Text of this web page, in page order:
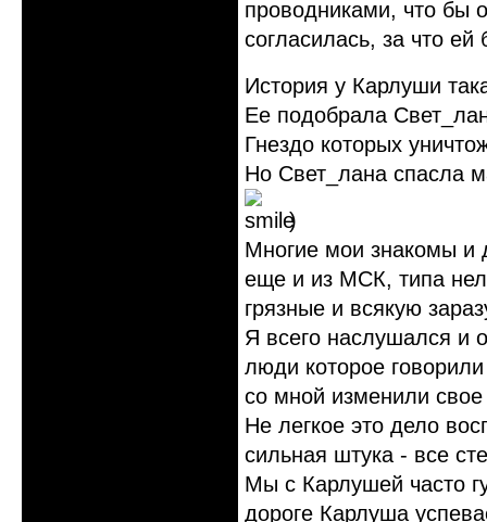
проводниками, что бы
согласилась, за что
История у Карлуши
Ее подобрала
Гнездо которых
Но Свет_лана спасла
)
Многие мои знакомы и
еще и из МСК, типа
грязные и всякую
Я всего наслушался и
люди которое
со мной изменили
Не легкое это дело
сильная штука - все
Мы с Карлушей часто
дороге Карлуша